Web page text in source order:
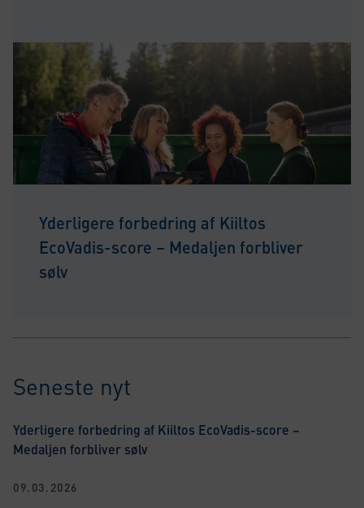
Yderligere forbedring af Kiiltos
EcoVadis-score – Medaljen forbliver
sølv
Seneste nyt
09.03.2026
Yderligere forbedring af Kiiltos EcoVadis-score –
Medaljen forbliver sølv